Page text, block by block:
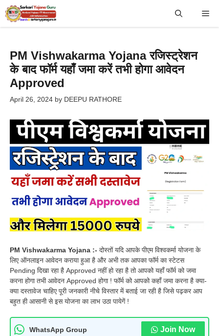
Skip
to
PM Vishwakarma Yojana रजिस्ट्रेशन
के बाद फॉर्म यहाँ जमा करें तभी होगा आवेदन
Approved
April 26, 2024 by DEEPU RATHORE
PM Vishwakarma Yojana :- दोस्तों यदि आपके पीएम विश्वकर्मा योजना के
लिए ऑनलाइन आवेदन कराया हुआ है और अभी तक आपका फॉर्म का स्टेटस
Pending दिखा रहा है Approved नहीं हो रहा है तो आपको यहाँ फॉर्म को जमा
करना होगा तभी आवेदन Approved होगा ! फॉर्म को आपको कहाँ जमा करना है क्या-
क्या दस्तावेज चाहिए पूरी जनकारी नीचे विस्तार में बताई जा रही है जिसे पढ़कर आप
बहुत ही आसानी से इस योजना का लाभ उठा पायेगें !
WhatsApp Group Join Now